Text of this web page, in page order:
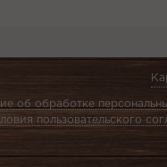
об обработке
пользовательского